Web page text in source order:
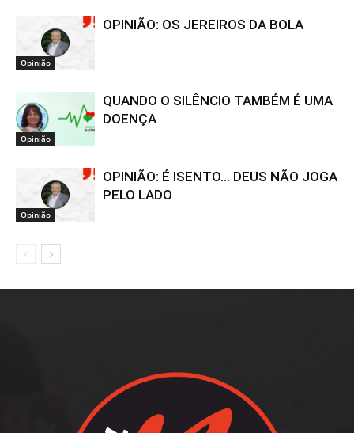
Opinião
OPINIÃO: OS JEREIROS DA BOLA
Opinião
QUANDO O SILÊNCIO TAMBÉM É UMA
DOENÇA
Opinião
OPINIÃO: É ISENTO… DEUS NÃO JOGA
PELO LADO